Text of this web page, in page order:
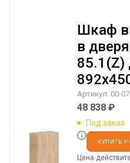
Шкаф
в
85.1(Z)
Артикул: 00-
48 838₽
Под заказ
КУПИТЬ
Цена